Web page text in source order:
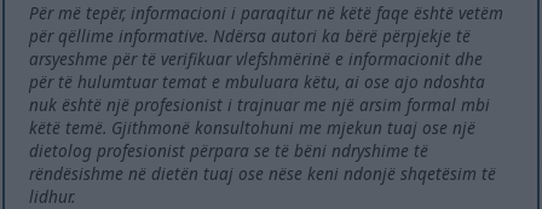
Për më tepër, informacioni i paraqitur në këtë faqe është vetëm
për qëllime informative. Ndërsa autori ka bërë përpjekje të
arsyeshme për të verifikuar vlefshmërinë e informacionit dhe
për të hulumtuar temat e mbuluara këtu, ai ose ajo ndoshta
nuk është një profesionist i trajnuar me një arsim formal mbi
këtë temë. Gjithmonë konsultohuni me mjekun tuaj ose një
dietolog profesionist përpara se të bëni ndryshime të
rëndësishme në dietën tuaj ose nëse keni ndonjë shqetësim të
lidhur.